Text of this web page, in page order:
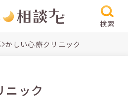
検索
かしい心療クリニック
ニック